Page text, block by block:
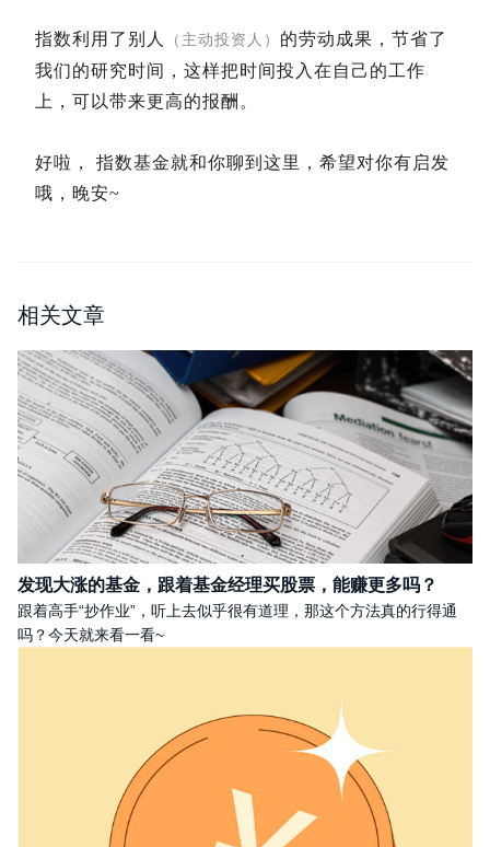
指数利用了别人 （主动投资人） 的劳动成果，节省了
我们的研究时间，这样把时间投入在自己的工作
上，可以带来更高的报酬。
好啦， 指数基金就和你聊到这里，希望对你有启发
哦，晚安~
相关文章
发现大涨的基金，跟着基金经理买股票，能赚更多吗？
跟着高手“抄作业”，听上去似乎很有道理，那这个方法真的行得通
吗？今天就来看一看~